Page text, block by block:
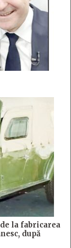
la fabricarea
după